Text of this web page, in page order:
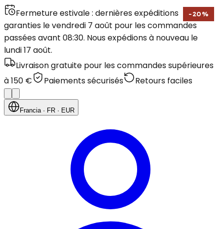
Fermeture estivale : dernières expéditions
garanties le vendredi 7 août pour les commandes
passées avant 08:30. Nous expédions à nouveau le
lundi 17 août.
Livraison gratuite pour les commandes supérieures
à 150 €
Paiements sécurisés Retours faciles
Francia· FR · EUR
- 20 %